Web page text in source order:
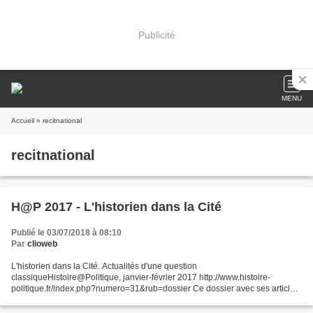
Publicité
MENU
Accueil » recitnational
recitnational
H@P 2017 - L'historien dans la Cité
Publié le 03/07/2018 à 08:10
Par clioweb
L'historien dans la Cité. Actualités d'une question
classiqueHistoire@Politique, janvier-février 2017 http://www.histoire-
politique.fr/index.php?numero=31&rub=dossier Ce dossier avec ses articles